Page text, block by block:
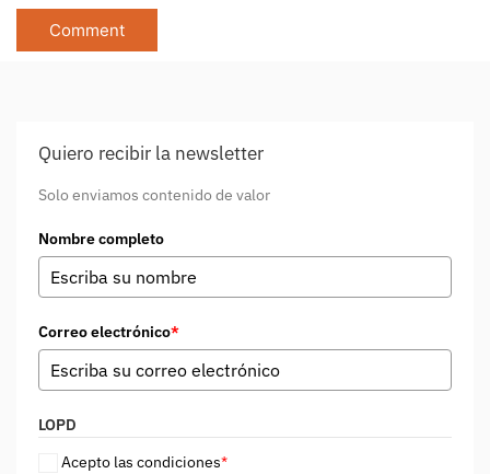
Quiero recibir la newsletter
Solo enviamos contenido de valor
Nombre completo
Correo electrónico*
LOPD
Acepto las condiciones*